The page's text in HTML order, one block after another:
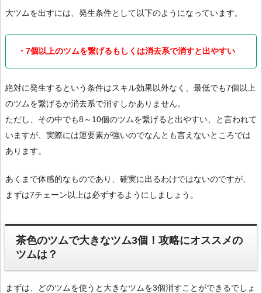
大ツムを出すには、発生条件として以下のようになっています。
・7個以上のツムを繋げるもしくは消去系で消すと出やすい
絶対に発生するという条件はスキル効果以外なく、最低でも7個以上
のツムを繋げるか消去系で消すしかありません。
ただし、その中でも8～10個のツムを繋げると出やすい、と言われて
いますが、実際には運要素が強いのでなんとも言えないところでは
あります。
あくまで体感的なものであり、確実に出るわけではないのですが、
まずは7チェーン以上は必ずするようにしましょう。
茶色のツムで大きなツム3個！攻略にオススメの
ツムは？
まずは、どのツムを使うと大きなツムを3個消すことができるでしょ